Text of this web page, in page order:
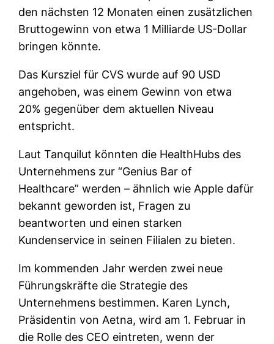
den nächsten 12 Monaten einen zusätzlichen
Bruttogewinn von etwa 1 Milliarde US-Dollar
bringen könnte.
Das Kursziel für CVS wurde auf 90 USD
angehoben, was einem Gewinn von etwa
20% gegenüber dem aktuellen Niveau
entspricht.
Laut Tanquilut könnten die HealthHubs des
Unternehmens zur “Genius Bar of
Healthcare” werden – ähnlich wie Apple dafür
bekannt geworden ist, Fragen zu
beantworten und einen starken
Kundenservice in seinen Filialen zu bieten.
Im kommenden Jahr werden zwei neue
Führungskräfte die Strategie des
Unternehmens bestimmen. Karen Lynch,
Präsidentin von Aetna, wird am 1. Februar in
die Rolle des CEO eintreten, wenn der